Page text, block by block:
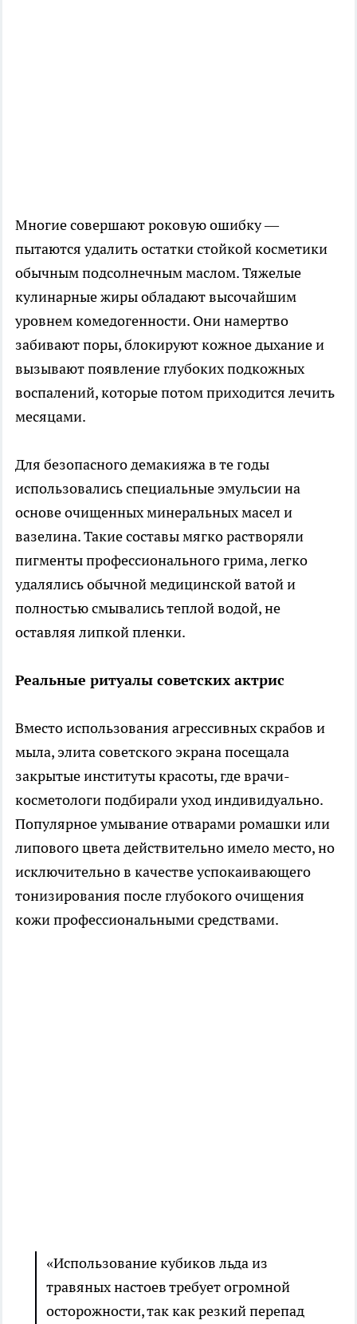
Многие совершают роковую ошибку —
пытаются удалить остатки стойкой косметики
обычным подсолнечным маслом. Тяжелые
кулинарные жиры обладают высочайшим
уровнем комедогенности. Они намертво
забивают поры, блокируют кожное дыхание и
вызывают появление глубоких подкожных
воспалений, которые потом приходится лечить
месяцами.
Для безопасного демакияжа в те годы
использовались специальные эмульсии на
основе очищенных минеральных масел и
вазелина. Такие составы мягко растворяли
пигменты профессионального грима, легко
удалялись обычной медицинской ватой и
полностью смывались теплой водой, не
оставляя липкой пленки.
Реальные ритуалы советских актрис
Вместо использования агрессивных скрабов и
мыла, элита советского экрана посещала
закрытые институты красоты, где врачи-
косметологи подбирали уход индивидуально.
Популярное умывание отварами ромашки или
липового цвета действительно имело место, но
исключительно в качестве успокаивающего
тонизирования после глубокого очищения
кожи профессиональными средствами.
«Использование кубиков льда из
травяных настоев требует огромной
осторожности, так как резкий перепад